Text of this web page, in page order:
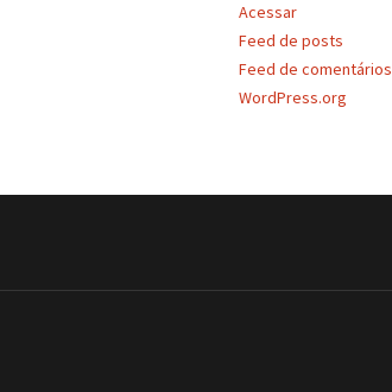
Acessar
Feed de posts
Feed de comentários
WordPress.org